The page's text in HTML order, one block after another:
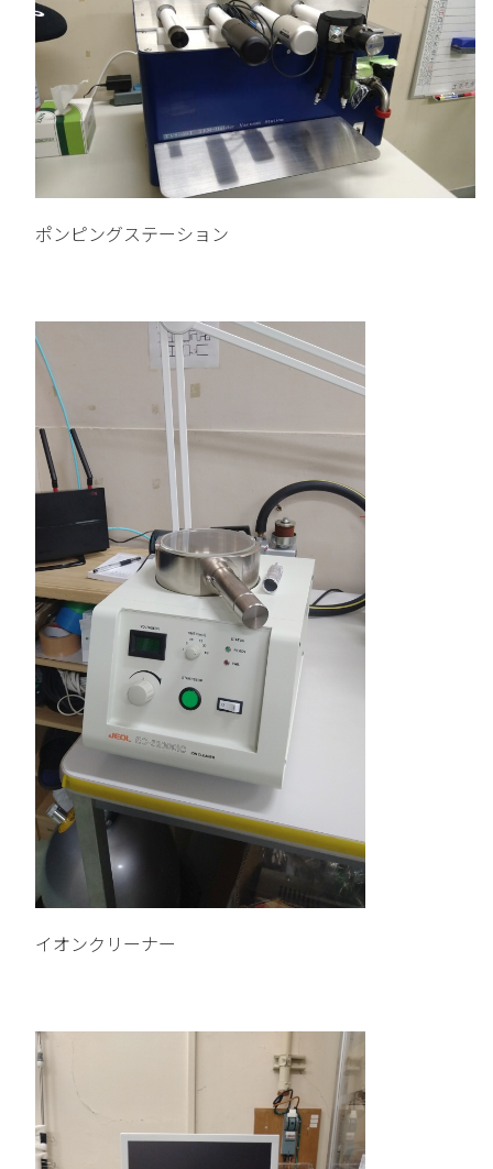
ポンピングステーション
イオンクリーナー